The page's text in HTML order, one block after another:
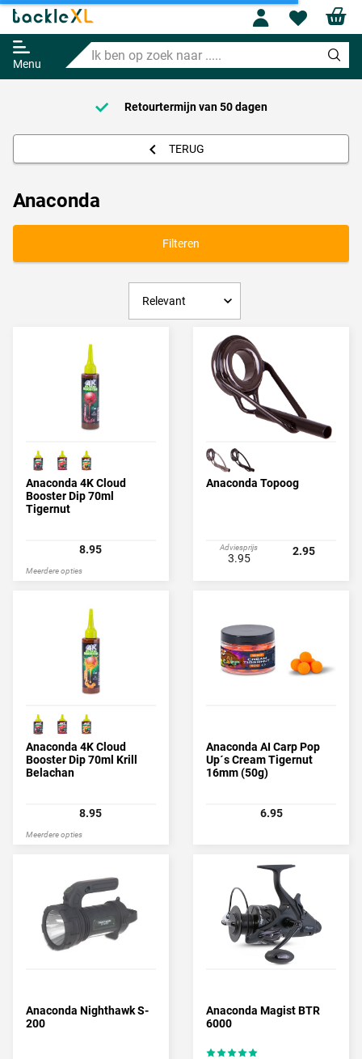
Menu
Ik
ben
op
naar
Profile
Retourtermijn van 50 dagen
TERUG
Anaconda
Filteren
Anaconda 4K Cloud
Booster Dip 70ml
Tigernut
8.95
Meerdere opties
Anaconda Topoog
Adviesprijs
3.95
2.95
Anaconda 4K Cloud
Booster Dip 70ml Krill
Belachan
8.95
Meerdere opties
Anaconda AI Carp Pop
Up´s Cream Tigernut
16mm (50g)
6.95
Anaconda Nighthawk S-
200
Anaconda Magist BTR
6000